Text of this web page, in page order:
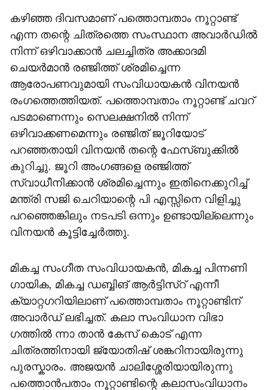
കഴിഞ്ഞ ദിവസമാണ് പത്തൊമ്പതാം നൂറ്റാണ്ട്
എന്ന തന്റെ ചിത്രത്തെ സംസ്ഥാന അവാർഡിൽ
നിന്ന് ഒഴിവാക്കാൻ ചലച്ചിത്ര അക്കാദമി
ചെയർമാൻ രഞ്ജിത്ത് ശ്രമിച്ചെന്ന
ആരോപണവുമായി സംവിധായകൻ വിനയൻ
രംഗത്തെത്തിയത്. പത്തൊമ്പതാം നൂറ്റാണ്ട് ചവറ്
പടമാണെന്നും സെലക്ഷനിൽ നിന്ന്
ഒഴിവാക്കണമെന്നും രഞ്ജിത് ജൂറിയോട്
പറഞ്ഞതായി വിനയൻ തന്റെ ഫേസ്ബുക്കിൽ
കുറിച്ചു. ജൂറി അംഗങ്ങളെ രഞ്ജിത്ത്
സ്വാധീനിക്കാൻ ശ്രമിച്ചെന്നും ഇതിനെക്കുറിച്ച്
മന്ത്രി സജി ചെറിയാന്റെ പി എസ്സിനെ വിളിച്ചു
പറഞ്ഞെങ്കിലും നടപടി ഒന്നും ഉണ്ടായില്ലെന്നും
വിനയൻ കൂട്ടിച്ചേർത്തു.
മികച്ച സംഗീത സംവിധായകൻ, മികച്ച പിന്നണി
ഗായിക, മികച്ച ഡബ്ബിങ് ആർട്ടിസ്റ് എന്നീ
ക്യാറ്റഗറിയിലാണ് പത്തൊമ്പതാം നൂറ്റാണ്ടിന്
അവാർഡ് ലഭിച്ചത്. കലാ സംവിധാന വിഭാ​
ഗത്തിൽ ന്നാ താൻ കേസ് കൊട് എന്ന
ചിത്രത്തിനായി ജ്യോതിഷ് ശങ്കറിനായിരുന്നു
പുരസ്കാരം. അജയൻ ചാലിശ്ശേരിയായിരുന്നു
പത്തൊൻപതാം നൂറ്റാണ്ടിന്റെ കലാസംവിധാനം